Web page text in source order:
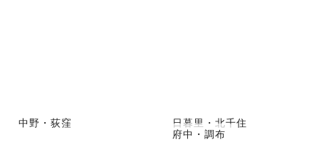
中野・荻窪
日暮里・北千住
府中・調布